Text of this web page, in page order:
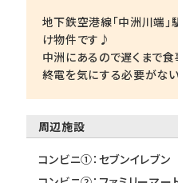
地下鉄空港線「中洲川端
け物件です♪
中洲にあるので遅くまで
終電を気にする必要がな
周辺施設
コンビニ①：セブンイレ